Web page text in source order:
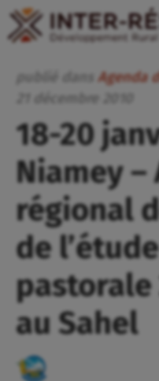
publié dans Agenda
décembre
18-20
Niamey
régional
de
pastorale
au Sahel